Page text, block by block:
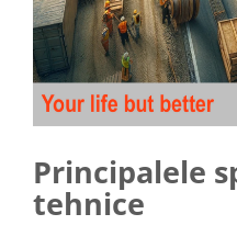
Principalele
tehnice